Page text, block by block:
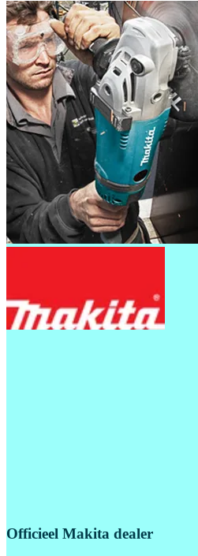
Officieel Makita dealer